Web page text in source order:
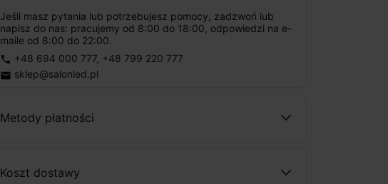
Jeśli masz pytania lub potrzebujesz pomocy, zadzwoń lub
napisz do nas: pracujemy od 8:00 do 18:00, odpowiedzi na e-
maile od 8:00 do 22:00.
phone +48 694 000 777, +48 799 220 777
email sklep@salonled.pl
Metody płatności
Koszt dostawy